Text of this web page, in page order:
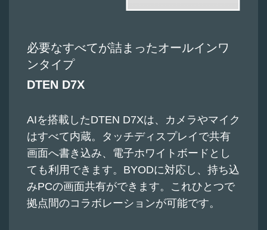
必要なすべてが詰まったオールインワ
ンタイプ
DTEN D7X
AIを搭載したDTEN D7Xは、カメラやマイク
はすべて内蔵。タッチディスプレイで共有
画面へ書き込み、電子ホワイトボードとし
ても利用できます。BYODに対応し、持ち込
みPCの画面共有ができます。これひとつで
拠点間のコラボレーションが可能です。